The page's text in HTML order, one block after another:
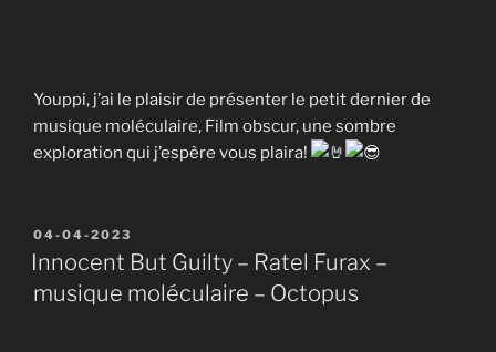
Youppi, j’ai le plaisir de présenter le petit dernier de
musique moléculaire, Film obscur, une sombre
exploration qui j’espère vous plaira!
Publié
le
04-04-2023
Innocent But Guilty – Ratel Furax –
musique moléculaire – Octopus